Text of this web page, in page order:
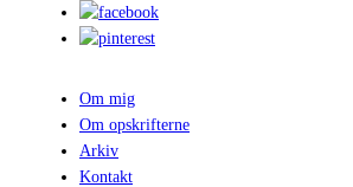
Om mig
Om opskrifterne
Arkiv
Kontakt